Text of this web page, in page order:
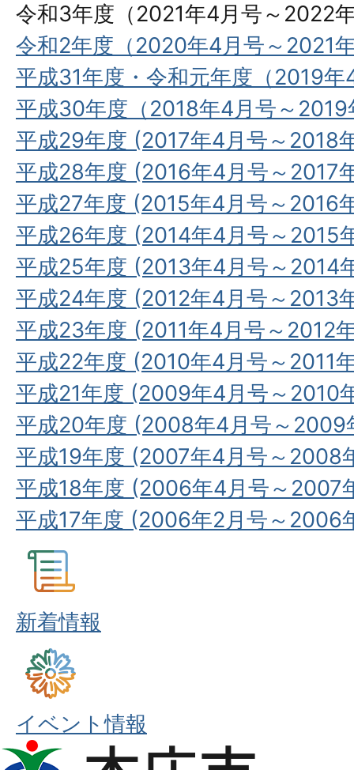
令和3年度（2021年4月号～2022
令和2年度（2020年4月号～2021
平成31年度・令和元年度（2019
平成30年度（2018年4月号～2019
平成29年度 (2017年4月号～2018
平成28年度 (2016年4月号～2017
平成27年度 (2015年4月号～2016
平成26年度 (2014年4月号～2015
平成25年度 (2013年4月号～2014
平成24年度 (2012年4月号～2013
平成23年度 (2011年4月号～2012
平成22年度 (2010年4月号～2011
平成21年度 (2009年4月号～2010
平成20年度 (2008年4月号～2009
平成19年度 (2007年4月号～2008
平成18年度 (2006年4月号～2007
平成17年度 (2006年2月号～2006
新着情報
イベント情報
本